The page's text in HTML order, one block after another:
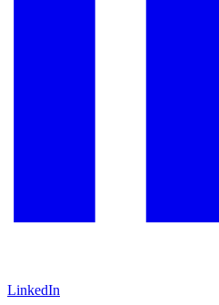
LinkedIn